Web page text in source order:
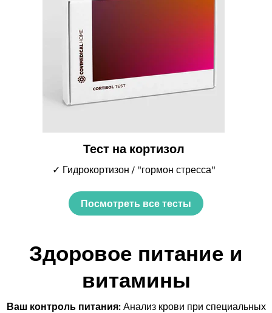
Тест на кортизол
✓ Гидрокортизон / "гормон стресса"
Посмотреть все тесты
Здоровое питание и
витамины
Ваш контроль питания:Анализ крови при специальных